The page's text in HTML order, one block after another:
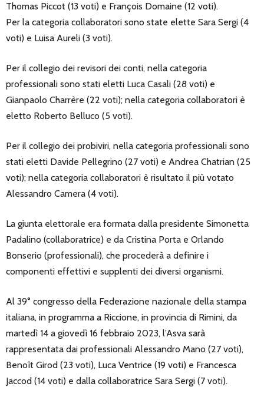
Thomas Piccot (13 voti) e François Domaine (12 voti).
Per la categoria collaboratori sono state elette Sara Sergi (4
voti) e Luisa Aureli (3 voti).
Per il collegio dei revisori dei conti, nella categoria
professionali sono stati eletti Luca Casali (28 voti) e
Gianpaolo Charrère (22 voti); nella categoria collaboratori è
eletto Roberto Belluco (5 voti).
Per il collegio dei probiviri, nella categoria professionali sono
stati eletti Davide Pellegrino (27 voti) e Andrea Chatrian (25
voti); nella categoria collaboratori è risultato il più votato
Alessandro Camera (4 voti).
La giunta elettorale era formata dalla presidente Simonetta
Padalino (collaboratrice) e da Cristina Porta e Orlando
Bonserio (professionali), che procederà a definire i
componenti effettivi e supplenti dei diversi organismi.
Al 39° congresso della Federazione nazionale della stampa
italiana, in programma a Riccione, in provincia di Rimini, da
martedì 14 a giovedì 16 febbraio 2023, l’Asva sarà
rappresentata dai professionali Alessandro Mano (27 voti),
Benoît Girod (23 voti), Luca Ventrice (19 voti) e Francesca
Jaccod (14 voti) e dalla collaboratrice Sara Sergi (7 voti).